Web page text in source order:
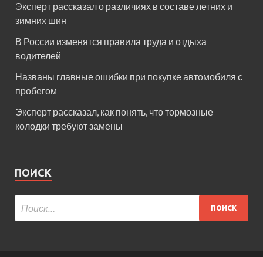
Эксперт рассказал о различиях в составе летних и
зимних шин
В России изменятся правила труда и отдыха
водителей
Названы главные ошибки при покупке автомобиля с
пробегом
Эксперт рассказал, как понять, что тормозные
колодки требуют замены
ПОИСК